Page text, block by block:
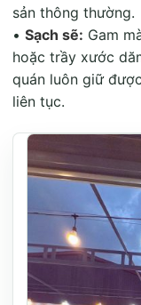
sản thông thường.
• Sạch sẽ: Gam
hoặc trầy xước
quán luôn giữ
liên tục.